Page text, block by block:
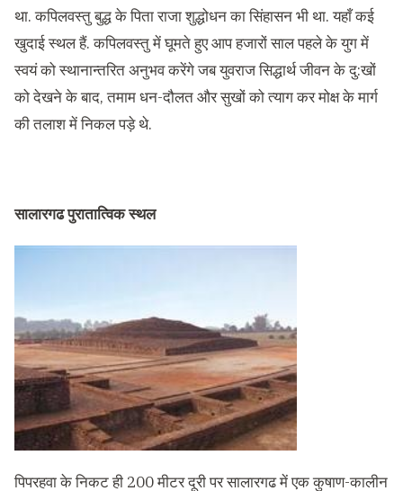
था. कपिलवस्तु बुद्ध के पिता राजा शुद्धोधन का सिंहासन भी था. यहाँ कई
खुदाई स्थल हैं. कपिलवस्तु में घूमते हुए आप हजारों साल पहले के युग में
स्वयं को स्थानान्तरित अनुभव करेंगे जब युवराज सिद्धार्थ जीवन के दु:खों
को देखने के बाद, तमाम धन-दौलत और सुखों को त्याग कर मोक्ष के मार्ग
की तलाश में निकल पड़े थे.
सालारगढ पुरातात्विक स्थल
पिपरहवा के निकट ही 200 मीटर दूरी पर सालारगढ में एक कुषाण-कालीन